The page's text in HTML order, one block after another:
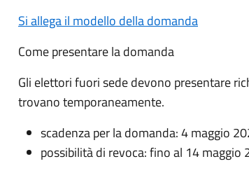
Si allega il modello della domanda
Come presentare la domanda
Gli elettori fuori sede devono presentare
trovano temporaneamente.
scadenza per la domanda: 4 maggio
possibilità di revoca: fino al 14 maggio